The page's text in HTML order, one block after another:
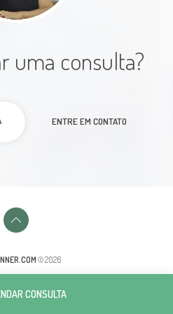
bem
a experiência!
com Dr.
em tratamento
uma consulta?
ENTRE EM CONTATO
© 2026
CONSULTA